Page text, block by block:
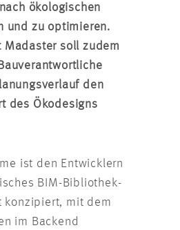
ökologischen
und zu optimieren.
Madaster soll zudem
den
des Ökodesigns
ist den Entwicklern
BIM-Bibliothek-
konzipiert, mit dem
im Backend